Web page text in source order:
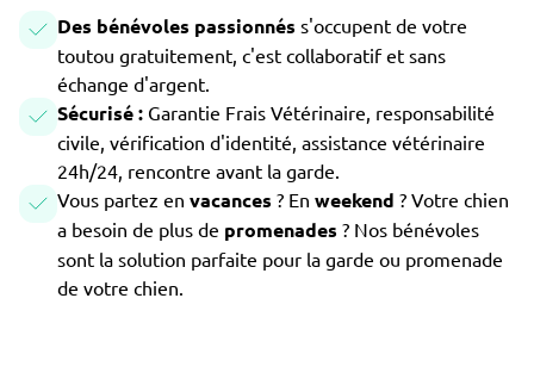
Des bénévoles passionnés s'occupent de votre
toutou gratuitement, c'est collaboratif et sans
échange d'argent.
Sécurisé : Garantie Frais Vétérinaire, responsabilité
civile, vérification d'identité, assistance vétérinaire
24h/24, rencontre avant la garde.
Vous partez en vacances ? En weekend ? Votre chien
a besoin de plus de promenades ? Nos bénévoles
sont la solution parfaite pour la garde ou promenade
de votre chien.